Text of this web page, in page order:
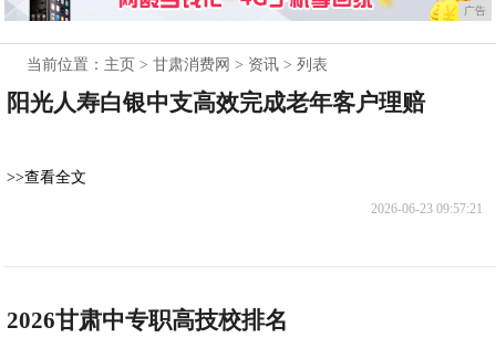
广告
当前位置： 主页 >甘肃消费网 > 资讯 > 列表
阳光人寿白银中支高效完成老年客户理赔
>>查看全文
2026-06-23 09:57:21
2026甘肃中专职高技校排名